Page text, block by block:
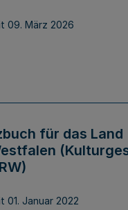
09. März 2026
für das Land
01. Januar 2022